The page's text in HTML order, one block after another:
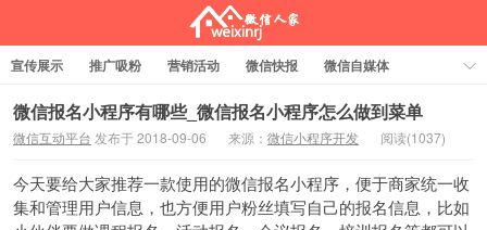
微信人家
宣传展示 推广吸粉 营销活动 微信快报
微信自媒体
电商交易
关于 行业功能 会员管理 小程序
抖音爆店码
抖音潮图
文章赏析 标签云
微信报名小程序有哪些_微信报名小程序怎么做到菜单
微信互动平台 发布于 2018-09-06 来源： 微信小程序开发 阅读(1037)
今天要给大家推荐一款使用的微信报名小程序，便于商家统一收
集和管理用户信息，也方便用户粉丝填写自己的报名信息，比如